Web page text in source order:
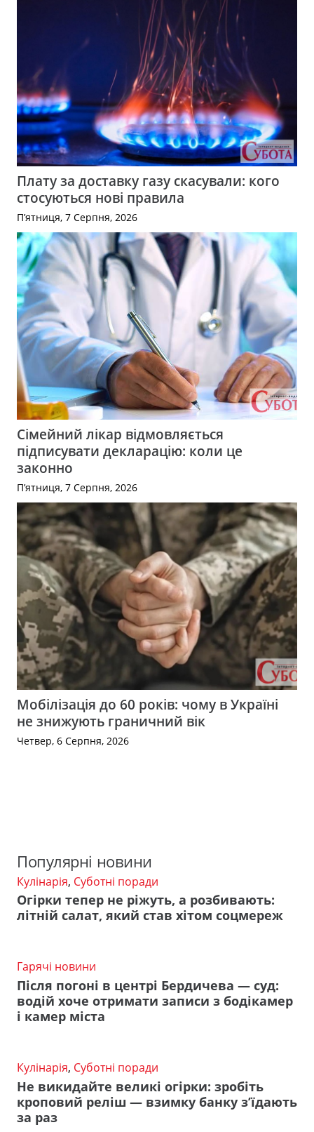
Плату за доставку газу скасували: кого
стосуються нові правила
П’ятниця, 7 Серпня, 2026
Сімейний лікар відмовляється
підписувати декларацію: коли це
законно
П’ятниця, 7 Серпня, 2026
Мобілізація до 60 років: чому в Україні
не знижують граничний вік
Четвер, 6 Серпня, 2026
Популярні новини
Кулінарія, Суботні поради
Огірки тепер не ріжуть, а розбивають:
літній салат, який став хітом соцмереж
Гарячі новини
Після погоні в центрі Бердичева — суд:
водій хоче отримати записи з бодікамер
і камер міста
Кулінарія, Суботні поради
Не викидайте великі огірки: зробіть
кроповий реліш — взимку банку з’їдають
за раз